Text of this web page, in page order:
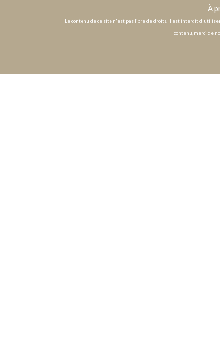
À
Le contenu de ce site n'est pas libre de droits. Il est interdit
contenu, merci de